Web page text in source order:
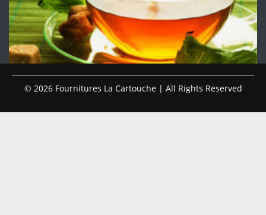
© 2026 Fournitures La Cartouche | All Rights Reserved